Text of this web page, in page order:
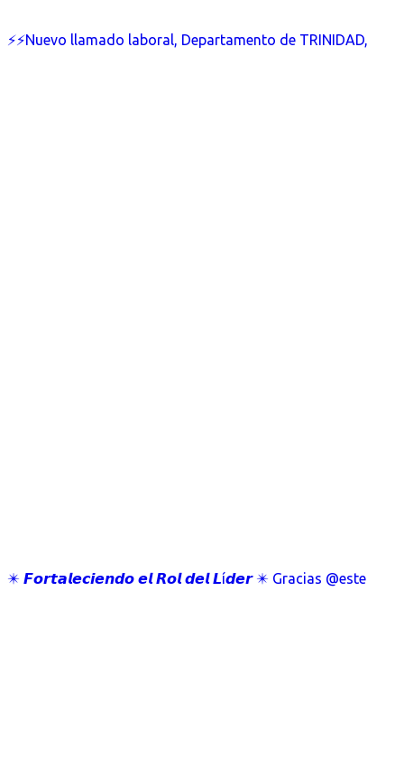
⚡⚡Nuevo llamado laboral, Departamento de TRINIDAD,
✴️ 𝙁𝙤𝙧𝙩𝙖𝙡𝙚𝙘𝙞𝙚𝙣𝙙𝙤 𝙚𝙡 𝙍𝙤𝙡 𝙙𝙚𝙡 𝙇í𝙙𝙚𝙧 ✴️ Gracias @este